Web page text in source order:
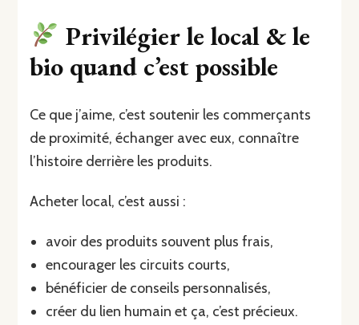
Privilégier le local & le
bio quand c’est possible
Ce que j’aime, c’est soutenir les commerçants
de proximité, échanger avec eux, connaître
l’histoire derrière les produits.
Acheter local, c’est aussi :
avoir des produits souvent plus frais,
encourager les circuits courts,
bénéficier de conseils personnalisés,
créer du lien humain et ça, c’est précieux.